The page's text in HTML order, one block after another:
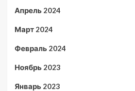
Апрель 2024
Март 2024
Февраль 2024
Ноябрь 2023
Январь 2023